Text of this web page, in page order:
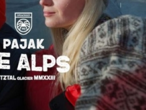
每筆NT$80，滿NT$490(含以上)免運費
離島宅配
每筆NT$80，滿NT$490(含以上)免運費
付款後門市自取
免運費